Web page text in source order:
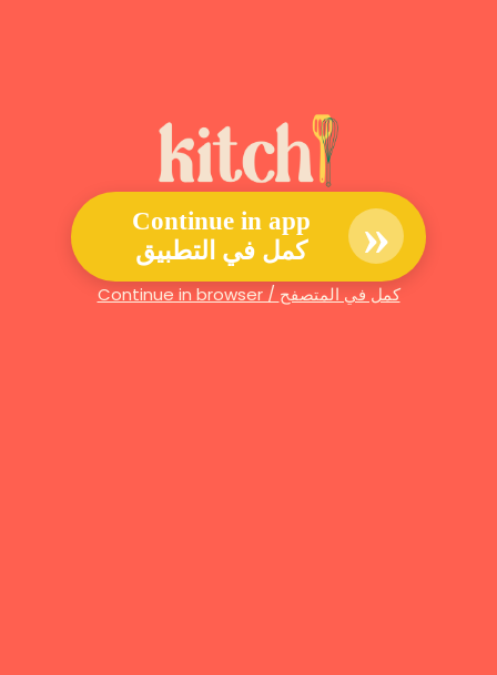
Continue in app
كمل في التطبيق
»
Continue in browser / كمل في المتصفح